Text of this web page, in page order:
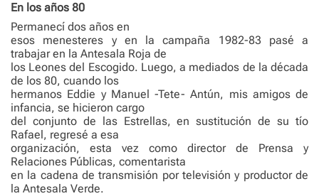
En los años 80
Permanecí dos años en
esos menesteres y en la campaña 1982-83 pasé a
trabajar en la Antesala Roja de
los Leones del Escogido. Luego, a mediados de la década
de los 80, cuando los
hermanos Eddie y Manuel -Tete- Antún, mis amigos de
infancia, se hicieron cargo
del conjunto de las Estrellas, en sustitución de su tío
Rafael, regresé a esa
organización, esta vez como director de Prensa y
Relaciones Públicas, comentarista
en la cadena de transmisión por televisión y productor de
la Antesala Verde.